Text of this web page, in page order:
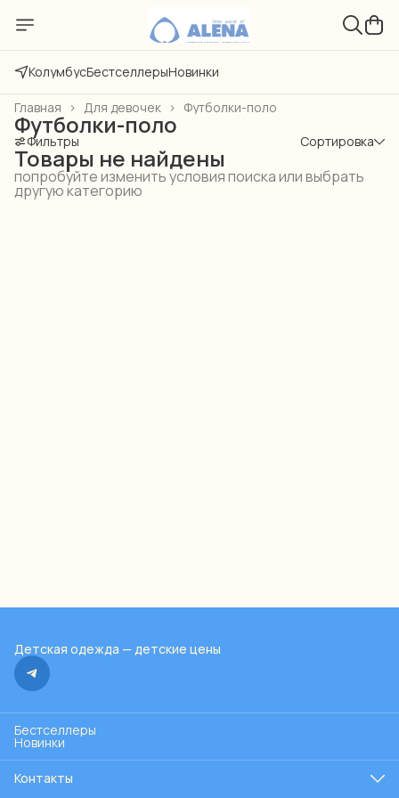
КолумбусБестселлерыНовинки
Футболки-поло
Для девочек ›
Главная ›
Футболки-поло
Фильтры Сортировка
Товары не найдены
попробуйте изменить условия поиска или выбрать
другую категорию
Детская одежда — детские цены
Бестселлеры
Новинки
Контакты